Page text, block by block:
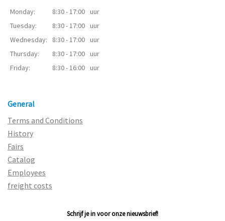
Monday: 8:30 - 17:00 uur
Tuesday:
8:30 - 17:00 uur
Wednesday:
8:30 - 17:00 uur
Thursday:
8:30 - 17:00 uur
Friday:
8:30 - 16:00 uur
General
Terms and Conditions
History
Fairs
Catalog
Employees
freight costs
Schrijf je in voor onze nieuwsbrief!